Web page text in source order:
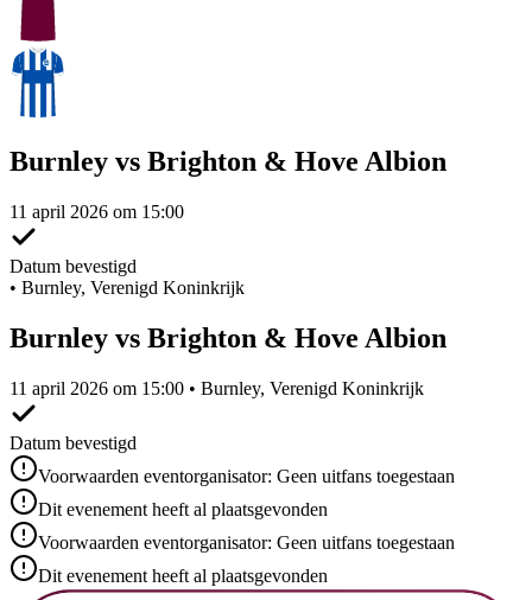
Burnley vs Brighton & Hove Albion
11 april 2026 om 15:00
Datum bevestigd
• Burnley, Verenigd Koninkrijk
Burnley vs Brighton & Hove Albion
11 april 2026 om 15:00 • Burnley, Verenigd Koninkrijk
Datum bevestigd
Voorwaarden eventorganisator: Geen uitfans toegestaan
Dit evenement heeft al plaatsgevonden
Voorwaarden eventorganisator: Geen uitfans toegestaan
Dit evenement heeft al plaatsgevonden